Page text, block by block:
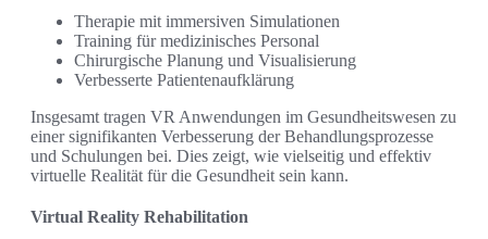
Therapie mit immersiven Simulationen
Training für medizinisches Personal
Chirurgische Planung und Visualisierung
Verbesserte Patientenaufklärung
Insgesamt tragen VR Anwendungen im Gesundheitswesen zu
einer signifikanten Verbesserung der Behandlungsprozesse
und Schulungen bei. Dies zeigt, wie vielseitig und effektiv
virtuelle Realität für die Gesundheit sein kann.
Virtual Reality Rehabilitation